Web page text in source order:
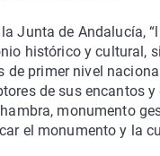
Junta de Andalucía,
histórico y cultural,
primer nivel
de sus encantos
monumento
el monumento y la